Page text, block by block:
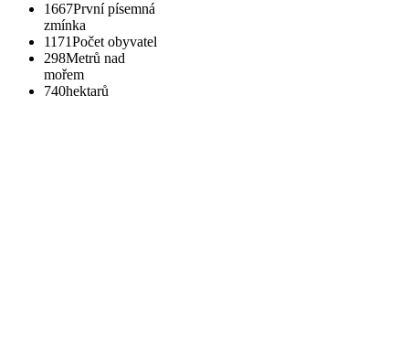
1667První písemná
zmínka
1171Počet obyvatel
298Metrů nad
mořem
740hektarů